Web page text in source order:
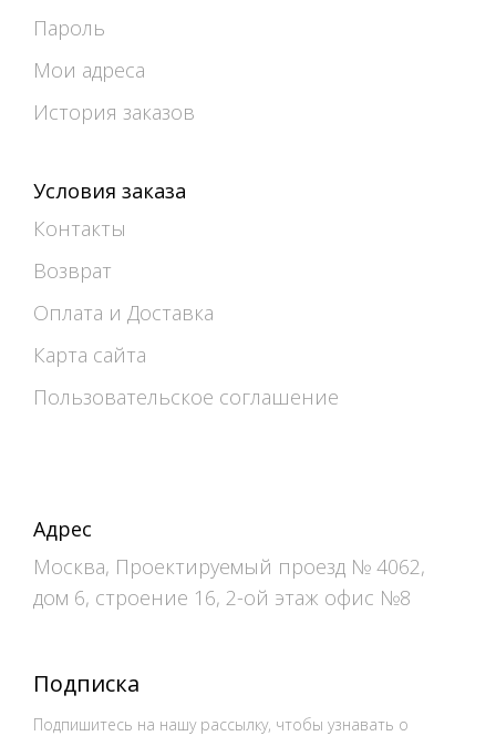
Пароль
Мои адреса
История заказов
Условия заказа
Контакты
Возврат
Оплата и Доставка
Карта сайта
Пользовательское соглашение
Адрес
Москва, Проектируемый проезд № 4062,
дом 6, строение 16, 2-ой этаж офис №8
Подписка
Подпишитесь на нашу рассылку, чтобы узнавать о